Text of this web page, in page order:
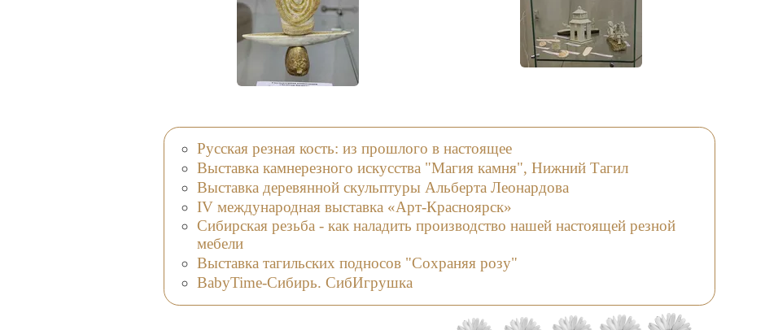
Русская резная кость: из прошлого в настоящее
Выставка камнерезного искусства "Магия камня", Нижний Тагил
Выставка деревянной скульптуры Альберта Леонардова
IV международная выставка «Арт-Красноярск»
Сибирская резьба - как наладить производство нашей настоящей резной
мебели
Выставка тагильских подносов "Сохраняя розу"
BabyTime-Сибирь. СибИгрушка